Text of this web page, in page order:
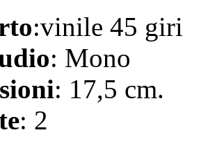
:vinile 45 giri
: Mono
: 17,5 cm.
: 2